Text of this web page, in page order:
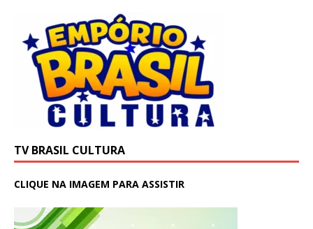
TV BRASIL CULTURA
CLIQUE NA IMAGEM PARA ASSISTIR